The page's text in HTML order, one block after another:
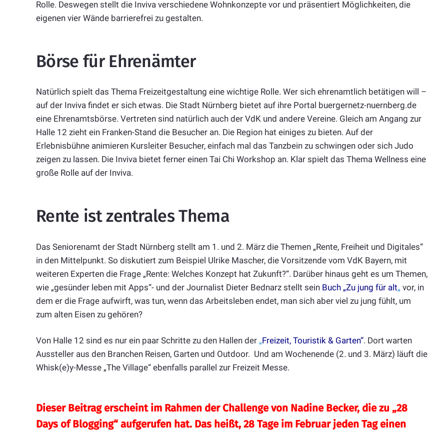
Rolle. Deswegen stellt die Inviva verschiedene Wohnkonzepte vor und präsentiert Möglichkeiten, die
eigenen vier Wände barrierefrei zu gestalten.
Börse für Ehrenämter
Natürlich spielt das Thema Freizeitgestaltung eine wichtige Rolle. Wer sich ehrenamtlich betätigen will –
auf der Inviva findet er sich etwas. Die Stadt Nürnberg bietet auf ihre Portal buergernetz-nuernberg.de
eine Ehrenamtsbörse. Vertreten sind natürlich auch der VdK und andere Vereine. Gleich am Angang zur
Halle 12 zieht ein Franken-Stand die Besucher an. Die Region hat einiges zu bieten. Auf der
Erlebnisbühne animieren Kursleiter Besucher, einfach mal das Tanzbein zu schwingen oder sich Judo
zeigen zu lassen. Die Inviva bietet ferner einen Tai Chi Workshop an. Klar spielt das Thema Wellness eine
große Rolle auf der Inviva.
Rente ist zentrales Thema
Das Seniorenamt der Stadt Nürnberg stellt am 1. und 2. März die Themen „Rente, Freiheit und Digitales“
in den Mittelpunkt. So diskutiert zum Beispiel Ulrike Mascher, die Vorsitzende vom VdK Bayern, mit
weiteren Experten die Frage „Rente: Welches Konzept hat Zukunft?“. Darüber hinaus geht es um Themen,
wie „gesünder leben mit Apps“- und der Journalist Dieter Bednarz stellt sein Buch „Zu jung für alt„ vor, in
dem er die Frage aufwirft, was tun, wenn das Arbeitsleben endet, man sich aber viel zu jung fühlt, um
zum alten Eisen zu gehören?
Von Halle 12 sind es nur ein paar Schritte zu den Hallen der „Freizeit, Touristik & Garten“. Dort warten
Aussteller aus den Branchen Reisen, Garten und Outdoor. Und am Wochenende (2. und 3. März) läuft die
Whisk(e)y-Messe „The Village“ ebenfalls parallel zur Freizeit Messe.
Dieser Beitrag erscheint im Rahmen der Challenge von Nadine Becker, die zu „28
Days of Blogging“ aufgerufen hat. Das heißt, 28 Tage im Februar jeden Tag einen